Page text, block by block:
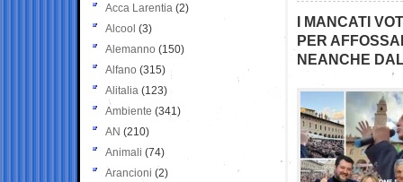
I MANCATI
PER
NEANCHE
Acca Larentia (2)
Alcool (3)
Alemanno (150)
Alfano (315)
Alitalia (123)
Ambiente (341)
AN (210)
Animali (74)
Arancioni (2)